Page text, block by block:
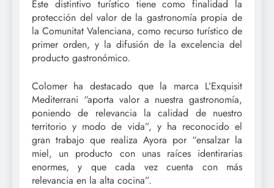
Este distintivo turístico tiene como finalidad la
protección del valor de la gastronomía propia de
la Comunitat Valenciana, como recurso turístico de
primer orden, y la difusión de la excelencia del
producto gastronómico.
Colomer ha destacado que la marca L’Exquisit
Mediterrani “aporta valor a nuestra gastronomía,
poniendo de relevancia la calidad de nuestro
territorio y modo de vida”, y ha reconocido el
gran trabajo que realiza Ayora por “ensalzar la
miel, un producto con unas raíces identirarias
enormes, y que cada vez cuenta con más
relevancia en la alta cocina”.